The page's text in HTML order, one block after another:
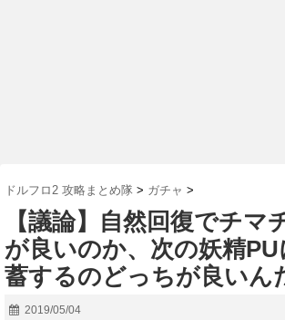
ドルフロ2 攻略まとめ隊 > ガチャ >
【議論】自然回復でチマ
が良いのか、次の妖精
蓄するのどっちが良いん
2019/05/04